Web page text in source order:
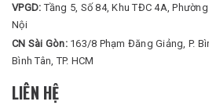
VPGD:Tầng 5, Số 84, Khu TĐC 4A,
Nội
CN Sài Gòn: 163/8 Phạm Đăng Giảng, P.
Bình Tân, TP. HCM
LIÊN HỆ